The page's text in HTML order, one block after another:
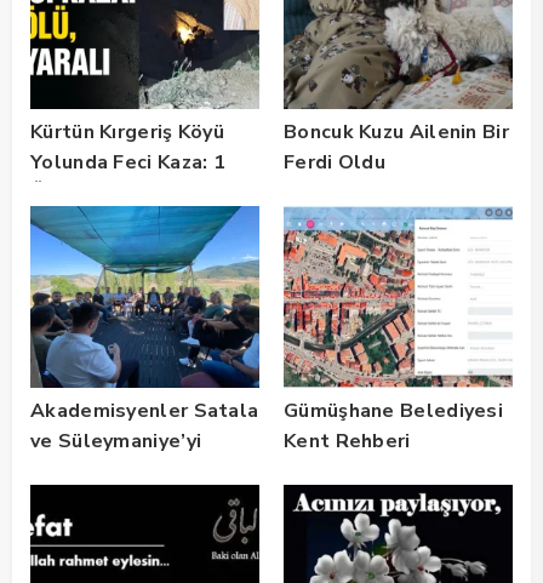
Kürtün Kırgeriş Köyü
Yolunda Feci Kaza: 1
Boncuk Kuzu Ailenin Bir
Ferdi Oldu
Akademisyenler Satala
ve Süleymaniye’yi
Gümüşhane Belediyesi
Kent Rehberi
Ruhsat Bilgi Sistemi
ile Güçlendirdi